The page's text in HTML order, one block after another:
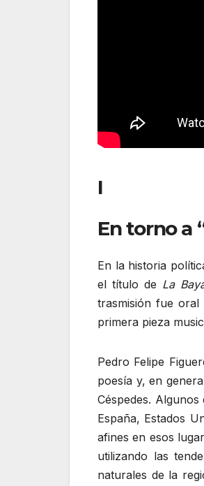
I
En torno a
En la historia
el título de La
trasmisión fue
primera pieza
Pedro Felipe
poesía y, en
Céspedes.
España, Estados
afines en esos
utilizando las
naturales de la